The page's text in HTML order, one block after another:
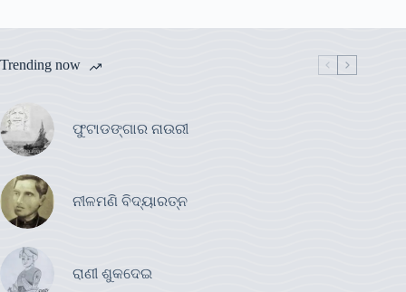
Trending now
ଫୁଟାଡଙ୍ଗାର ନାଉରୀ
ନୀଳମଣି ବିଦ୍ୟାରତ୍ନ
ରାଣୀ ଶୁକଦେଇ